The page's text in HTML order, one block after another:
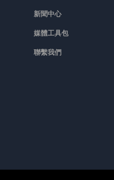
新聞中心
媒體工具包
聯繫我們